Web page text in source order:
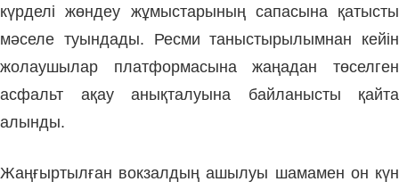
күрделі жөндеу жұмыстарының сапасына қатысты
мәселе туындады. Ресми таныстырылымнан кейін
жолаушылар платформасына жаңадан төселген
асфальт ақау анықталуына байланысты қайта
алынды.
Жаңғыртылған вокзалдың ашылуы шамамен он күн